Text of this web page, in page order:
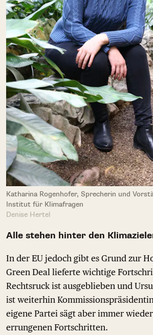
Katharina Rogenhofer, Sprecherin und
Institut für Klimafragen
Denise Hertel
Alle stehen hinter den
In der EU jedoch gibt es Grund zur
Green Deal lieferte wichtige
Rechtsruck ist ausgeblieben und
ist weiterhin
eigene Partei sägt aber immer
errungenen Fortschritten.